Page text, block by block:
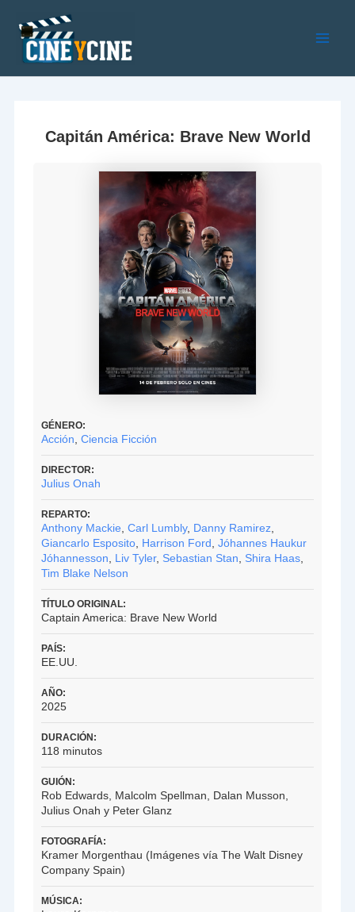
contenido
Capitán América: Brave New World
GÉNERO:
Acción ,Ciencia Ficción
DIRECTOR:
Julius Onah
REPARTO:
Anthony Mackie ,Carl Lumbly, Danny Ramirez
Giancarlo Esposito Harrison Ford ,Jóhannes Haukur
Jóhannesson
Liv Tyler, Sebastian Stan Shira Haas
Tim Blake Nelson
TÍTULO ORIGINAL:
Captain America: Brave New World
PAÍS:
EE.UU.
AÑO:
2025
DURACIÓN:
118 minutos
GUIÓN:
Rob Edwards, Malcolm Spellman, Dalan Musson,
Julius Onah y Peter Glanz
FOTOGRAFÍA:
Kramer Morgenthau (Imágenes vía The Walt Disney
Company Spain)
MÚSICA: